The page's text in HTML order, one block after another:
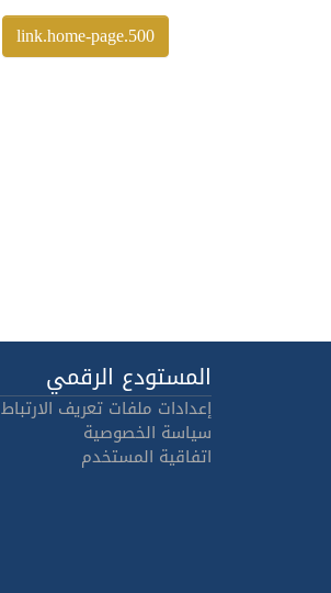
500.link.home-page
المستودع الرقمي
إعدادات ملفات تعريف الارتباط
سياسة الخصوصية
اتفاقية المستخدم